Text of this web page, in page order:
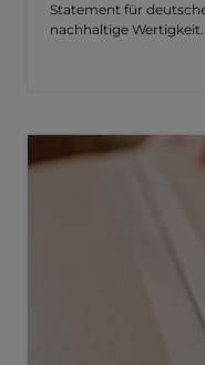
Statement für
nachhaltige Wertigkeit.